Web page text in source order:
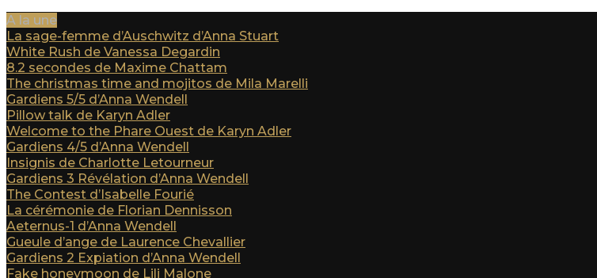
A la une
La sage-femme d’Auschwitz d’Anna Stuart
White Rush de Vanessa Degardin
8.2 secondes de Maxime Chattam
The christmas time and mojitos de Mila Marelli
Gardiens 5/5 d’Anna Wendell
Pillow talk de Karyn Adler
Welcome to the Phare Ouest de Karyn Adler
Gardiens 4/5 d’Anna Wendell
Insignis de Charlotte Letourneur
Gardiens 3 Révélation d’Anna Wendell
The Contest d’Isabelle Fourié
La cérémonie de Florian Dennisson
Aeternus-1 d’Anna Wendell
Gueule d’ange de Laurence Chevallier
Gardiens 2 Expiation d’Anna Wendell
Fake honeymoon de Lili Malone